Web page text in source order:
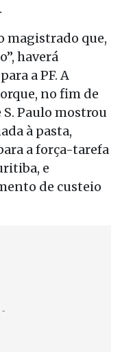
magistrado que,
haverá
a PF. A
no fim de
S. Paulo mostrou
à pasta,
a força-tarefa
e
de custeio